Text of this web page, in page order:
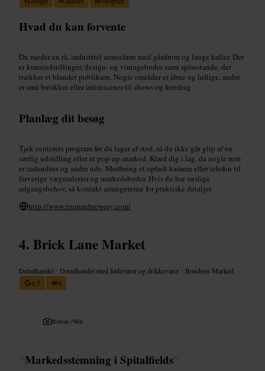
Hvad du kan forvente
Du møder en rå, industriel atmosfære med gårdrum og lange haller. Der
er kunstudstillinger, design- og vintageboder samt spisestande, der
trækker et blandet publikum. Nogle områder er åbne og luftige, andre
er små butikker eller intimscener til shows og foredrag.
Planlæg dit besøg
Tjek centerets program før du tager af sted, så du ikke går glip af en
særlig udstilling eller et pop-up-marked. Klæd dig i lag, da nogle rum
er indendørs og andre ude. Medbring et opladt kamera eller telefon til
farverige vægmalerier og markedsboder. Hvis du har særlige
adgangsbehov, så kontakt arrangørerne for praktiske detaljer.
http://www.trumanbrewery.com/
Brick Lane Market
Detailhandel • Detailhandel med fødevarer og drikkevarer • Bondens Marked
4,5
4
Billede /Web
“Markedsstemning i Spitalfields”